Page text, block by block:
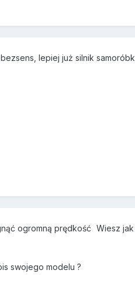
lepiej już silnik
ogromną prędkość Wiesz
swojego modelu ?